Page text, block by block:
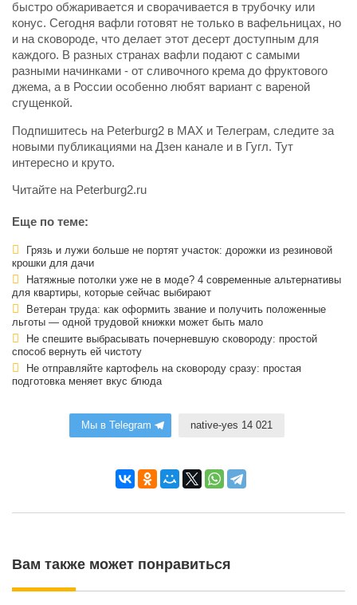
быстро обжаривается и сворачивается в трубочку или
конус. Сегодня вафли готовят не только в вафельницах, но
и на сковороде, что делает этот десерт доступным для
каждого. В разных странах вафли подают с самыми
разными начинками - от сливочного крема до фруктового
джема, а в России особенно любят вариант с вареной
сгущенкой.
Подпишитесь на Peterburg2 в MAX и Телеграм, следите за
новыми публикациями на Дзен канале и в Гугл. Тут
интересно и круто.
Читайте на Peterburg2.ru
Еще по теме:
Грязь и лужи больше не портят участок: дорожки из резиновой
крошки для дачи
Натяжные потолки уже не в моде? 4 современные альтернативы
для квартиры, которые сейчас выбирают
Ветеран труда: как оформить звание и получить положенные
льготы — одной трудовой книжки может быть мало
Не спешите выбрасывать почерневшую сковороду: простой
способ вернуть ей чистоту
Не отправляйте картофель на сковороду сразу: простая
подготовка меняет вкус блюда
Мы в Telegram native-yes 14 021
Вам также может понравиться